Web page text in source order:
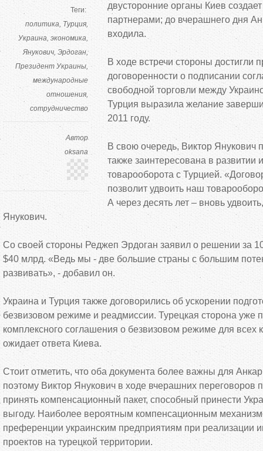
Теги:
политика Турция
Украина экономика
Янукович Эрдоган
Президент Украины
международные
отношения
сотрудничество
Автор
oksana
двусторонние органы Киев
партнерами; до вчерашнего дня
входила.
В ходе встречи стороны достигли
договоренности о подписании
свободной торговли между
Турция выразила желание
2011 году.
В свою очередь, Виктор Янукович
также заинтересована в развитии
товарооборота с Турцией.
позволит удвоить наш
А через десять лет – вновь
Янукович.
Со своей стороны Реджеп Эрдоган заявил о решении за
$40 млрд. «Ведь мы - две большие страны с большим
развивать», - добавил он.
Украина и Турция также договорились об ускорении
безвизовом режиме и реадмиссии. Турецкая сторона уже
комплексного соглашения о безвизовом режиме для всех
ожидает ответа Киева.
Стоит отметить, что оба документа более важны для
поэтому Виктор Янукович в ходе вчерашних переговоров
принять компенсационный пакет, способный принести
выгоду. Наиболее вероятным компенсационным
преференции украинским предприятиям при реализации
проектов на турецкой территории.